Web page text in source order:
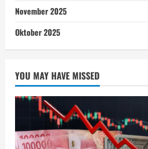
November 2025
Oktober 2025
YOU MAY HAVE MISSED